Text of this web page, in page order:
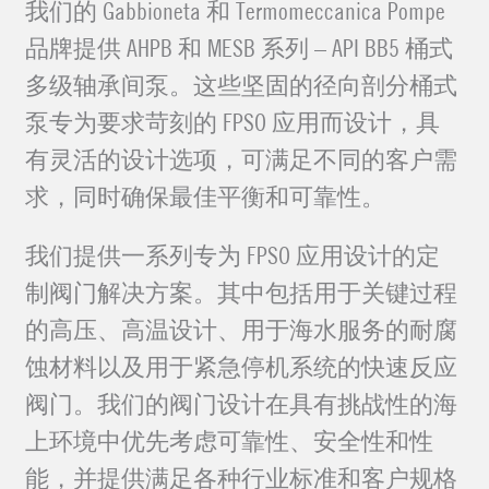
我们的 Gabbioneta 和 Termomeccanica Pompe
品牌提供 AHPB 和 MESB 系列 – API BB5 桶式
多级轴承间泵。这些坚固的径向剖分桶式
泵专为要求苛刻的 FPSO 应用而设计，具
有灵活的设计选项，可满足不同的客户需
求，同时确保最佳平衡和可靠性。
我们提供一系列专为 FPSO 应用设计的定
制阀门解决方案。其中包括用于关键过程
的高压、高温设计、用于海水服务的耐腐
蚀材料以及用于紧急停机系统的快速反应
阀门。我们的阀门设计在具有挑战性的海
上环境中优先考虑可靠性、安全性和性
能，并提供满足各种行业标准和客户规格